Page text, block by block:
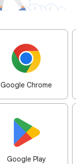
Google Chrome
Google Play